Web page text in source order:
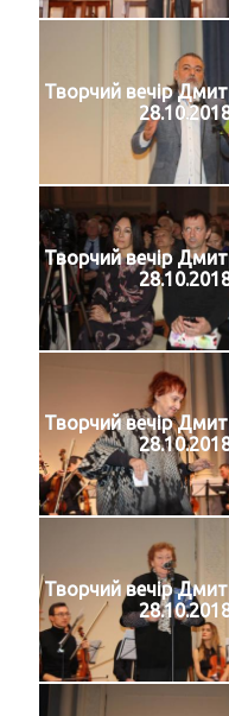
Творчий вечір
Творчий вечір
Творчий вечір
Творчий вечір